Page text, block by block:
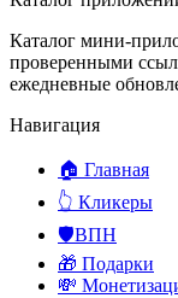
Каталог мини-
проверенными
ежедневные
Навигация
🏠 Главная
👆 Кликеры
🛡️ВПН
🎁 Подарки
💸